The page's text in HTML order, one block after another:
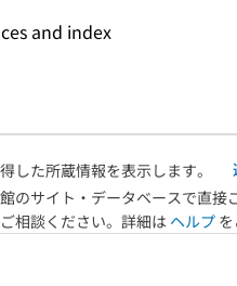
and index
した所蔵情報を表示します。
のサイト・データベースで直
相談ください。詳細は ヘルプ